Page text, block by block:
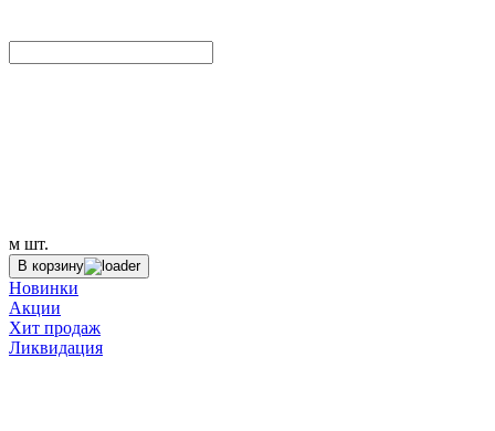
м шт.
В корзину
Новинки
Акции
Хит продаж
Ликвидация